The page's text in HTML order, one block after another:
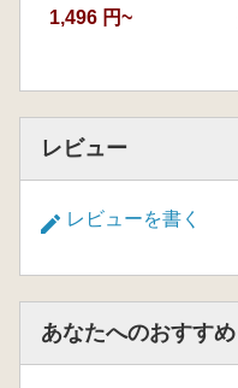
1,496 円~
レビュー
レビューを書く
あなたへのおすすめ